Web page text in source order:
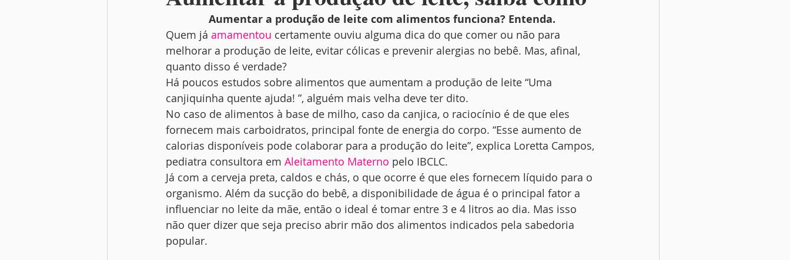
Aumentar a produção de leite com alimentos funciona? Entenda.
Quem já amamentou certamente ouviu alguma dica do que comer ou não para
melhorar a produção de leite, evitar cólicas e prevenir alergias no bebê. Mas, afinal,
quanto disso é verdade?
Há poucos estudos sobre alimentos que aumentam a produção de leite “Uma
canjiquinha quente ajuda! ”, alguém mais velha deve ter dito.
No caso de alimentos à base de milho, caso da canjica, o raciocínio é de que eles
fornecem mais carboidratos, principal fonte de energia do corpo. “Esse aumento de
calorias disponíveis pode colaborar para a produção do leite”, explica Loretta Campos,
pediatra consultora em Aleitamento Materno pelo IBCLC.
Já com a cerveja preta, caldos e chás, o que ocorre é que eles fornecem líquido para o
organismo. Além da sucção do bebê, a disponibilidade de água é o principal fator a
influenciar no leite da mãe, então o ideal é tomar entre 3 e 4 litros ao dia. Mas isso
não quer dizer que seja preciso abrir mão dos alimentos indicados pela sabedoria
popular.